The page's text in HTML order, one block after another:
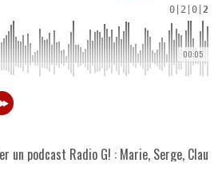
0 2 0 2
00:05
un podcast Radio G! : Marie, Serge,